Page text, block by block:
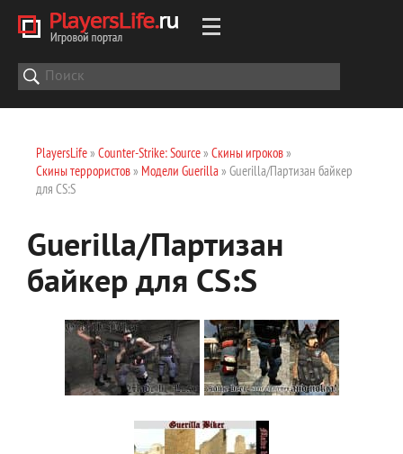
PlayersLife» Counter-Strike: Source» Скины игроков»
Скины террористов» Модели Guerilla» Guerilla/Партизан байкер
для CS:S
Guerilla/Партизан
байкер для CS:S